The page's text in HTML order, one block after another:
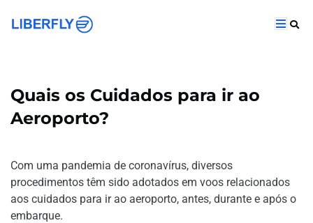
Quais os Cuidados para ir ao
Aeroporto?
Com uma pandemia de coronavírus, diversos
procedimentos têm sido adotados em voos relacionados
aos cuidados para ir ao aeroporto, antes, durante e após o
embarque.